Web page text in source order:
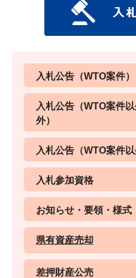
入札公告（WTO案件）
入札公告（WTO案件
外）
入札公告（WTO案件
入札参加資格
お知らせ・要領・様式
県有資産売却
差押財産公売